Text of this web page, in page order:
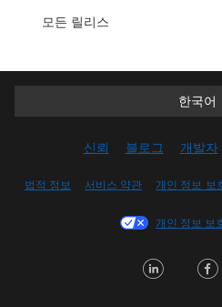
모든 릴리스
한국어
한국어
English
Français
Italiano
신뢰 블로그 개발자
법적 정보 서비스 약관 개인 정보 보
개인 정보 보